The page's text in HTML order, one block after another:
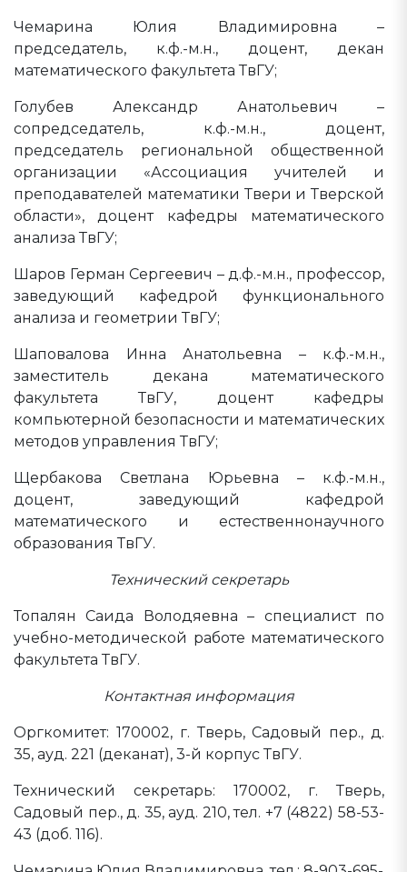
Чемарина Юлия Владимировна –
председатель, к.ф.-м.н., доцент, декан
математического факультета ТвГУ;
Голубев Александр Анатольевич –
сопредседатель, к.ф.-м.н., доцент,
председатель региональной общественной
организации «Ассоциация учителей и
преподавателей математики Твери и Тверской
области», доцент кафедры математического
анализа ТвГУ;
Шаров Герман Сергеевич – д.ф.-м.н., профессор,
заведующий кафедрой функционального
анализа и геометрии ТвГУ;
Шаповалова Инна Анатольевна – к.ф.-м.н.,
заместитель декана математического
факультета ТвГУ, доцент кафедры
компьютерной безопасности и математических
методов управления ТвГУ;
Щербакова Светлана Юрьевна – к.ф.-м.н.,
доцент, заведующий кафедрой
математического и естественнонаучного
образования ТвГУ.
Технический секретарь
Топалян Саида Володяевна – специалист по
учебно-методической работе математического
факультета ТвГУ.
Контактная информация
Оргкомитет: 170002, г. Тверь, Садовый пер., д.
35, ауд. 221 (деканат), 3-й корпус ТвГУ.
Технический секретарь: 170002, г. Тверь,
Садовый пер., д. 35, ауд. 210, тел. +7 (4822) 58-53-
43 (доб. 116).